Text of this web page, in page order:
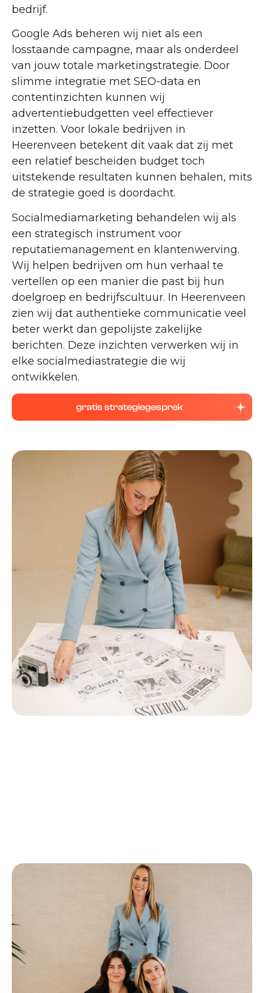
bedrijf.
Google Ads beheren wij niet als een
losstaande campagne, maar als onderdeel
van jouw totale marketingstrategie. Door
slimme integratie met SEO-data en
contentinzichten kunnen wij
advertentiebudgetten veel effectiever
inzetten. Voor lokale bedrijven in
Heerenveen betekent dit vaak dat zij met
een relatief bescheiden budget toch
uitstekende resultaten kunnen behalen, mits
de strategie goed is doordacht.
Socialmediamarketing behandelen wij als
een strategisch instrument voor
reputatiemanagement en klantenwerving.
Wij helpen bedrijven om hun verhaal te
vertellen op een manier die past bij hun
doelgroep en bedrijfscultuur. In Heerenveen
zien wij dat authentieke communicatie veel
beter werkt dan gepolijste zakelijke
berichten. Deze inzichten verwerken wij in
elke socialmediastrategie die wij
ontwikkelen.
gratis strategiegesprek